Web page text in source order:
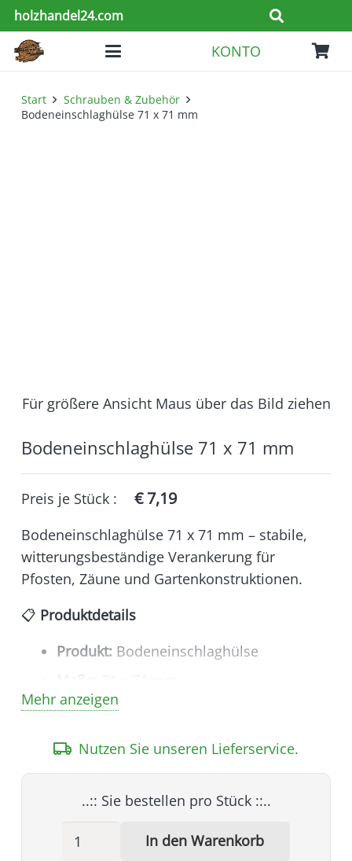
holzhandel24.com
KONTO
Start
Schrauben & Zubehör
Bodeneinschlaghülse 71 x 71 mm
Für größere Ansicht Maus über das Bild ziehen
Bodeneinschlaghülse 71 x 71 mm
Preis je Stück : €7,19
Bodeneinschlaghülse 71 x 71 mm – stabile,
witterungsbeständige Verankerung für
Pfosten, Zäune und Gartenkonstruktionen.
📋 Produktdetails
Produkt: Bodeneinschlaghülse
Material:Stahl – robust,
Funktion:
Einsatzbereiche:Zäune, Pergolen,
Carports, Gartenkonstruktionen, Pfosten
Mehr anzeigen
Nutzen Sie unseren Lieferservice.
..:: Sie bestellen pro Stück::..
BodeneinschlaghülseIn den Warenkorb